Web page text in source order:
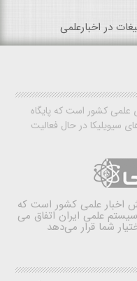
در اخبارعلمی
علمی کشور است که پایگاه
سیویلیکا در حال فعالیت
علمی کشور است که
علمی ایران اتفاق می
شما قرار می‌دهد